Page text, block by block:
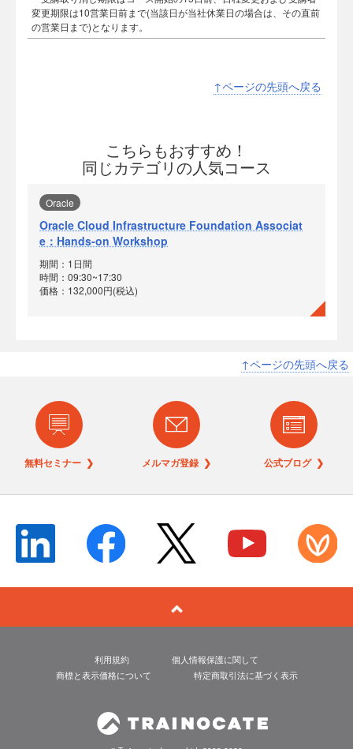
変更期限は10営業日前まで(当該日が当社休業日の場合は、その直前
の営業日まで)となります。
↑ページの先頭へ戻る
こちらもおすすめ！
同じカテゴリの人気コース
Oracle
Oracle Cloud Infrastructure Foundation Associat
e：Hands-on Workshop
期間：1日間
時間：09:30~17:30
価格：132,000円(税込)
↑ページの先頭へ戻る
無料セミナー ❯ メルマガ登録 ❯ 公式ブログ ❯
利用規約
個人情報保護に関して
商標と表示価格について
特定商取引法に基づく表示